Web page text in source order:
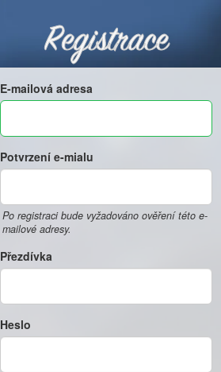
Registrace
E-mailová adresa
Potvrzení e-mialu
Po registraci bude vyžadováno ověření této e-
mailové adresy.
Přezdívka
Heslo